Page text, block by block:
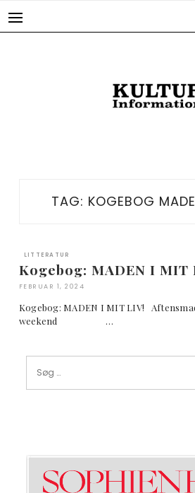
TAG: KOGEBOG
LITTERATUR
Kogebog: MADEN I MIT
FEBRUAR 1, 2024
Kogebog: MADEN I MIT LIV!
weekend …